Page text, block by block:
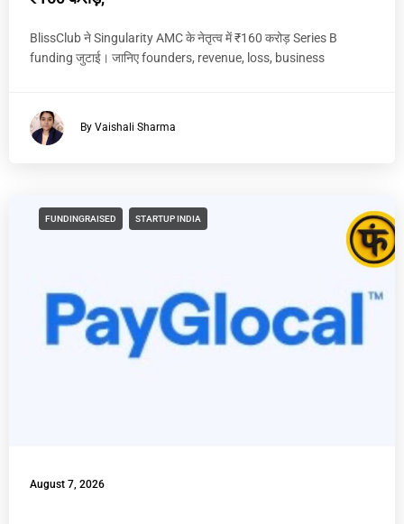
BlissClub ने Singularity AMC के नेतृत्व में ₹160 करोड़ Series B
funding जुटाई। जानिए founders, revenue, loss, business
By Vaishali Sharma
FUNDINGRAISED STARTUP INDIA
August 7, 2026